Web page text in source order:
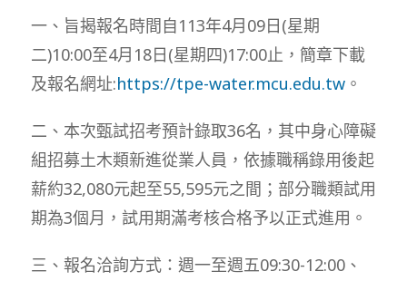
一、旨揭報名時間自113年4月09日(星期
二)10:00至4月18日(星期四)17:00止，簡章下載
及報名網址:https://tpe-water.mcu.edu.tw。
二、本次甄試招考預計錄取36名，其中身心障礙
組招募土木類新進從業人員，依據職稱錄用後起
薪約32,080元起至55,595元之間；部分職類試用
期為3個月，試用期滿考核合格予以正式進用。
三、報名洽詢方式：週一至週五09:30-12:00、